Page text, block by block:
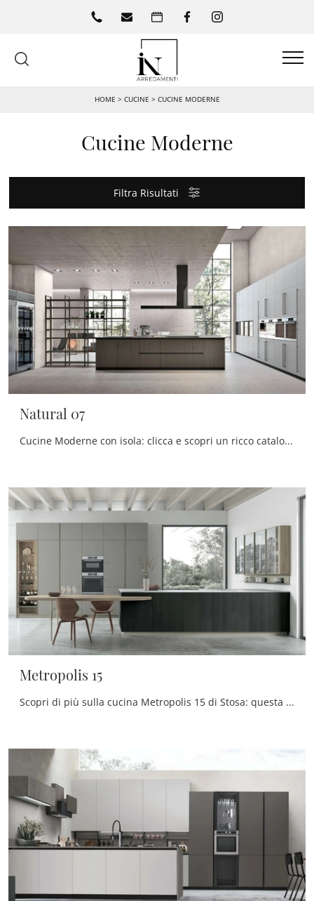
HOME > CUCINE > CUCINE MODERNE
Cucine Moderne
Filtra Risultati
Natural 07
Cucine Moderne con isola: clicca e scopri un ricco catalogo di soluzioni della firma Stosa, tra cui il modello Natural 07.
Metropolis 15
Scopri di più sulla cucina Metropolis 15 di Stosa: questa soluzione in Pet sarà la scelta ideale per te!